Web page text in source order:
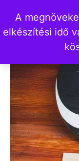
A
elkészítési idő